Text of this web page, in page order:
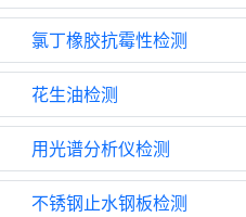
氯丁橡胶抗霉性检测
花生油检测
用光谱分析仪检测
不锈钢止水钢板检测